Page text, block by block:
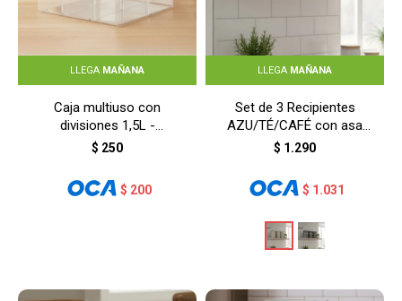
LLEGA MAÑANA
Caja multiuso con
divisiones 1,5L -
TRANSPARENTE
$ 250
$ 200
LLEGA MAÑANA
Set de 3 Recipientes
AZU/TÉ/CAFÉ con asa
11x16cm - BEIGE
$ 1.290
$ 1.031